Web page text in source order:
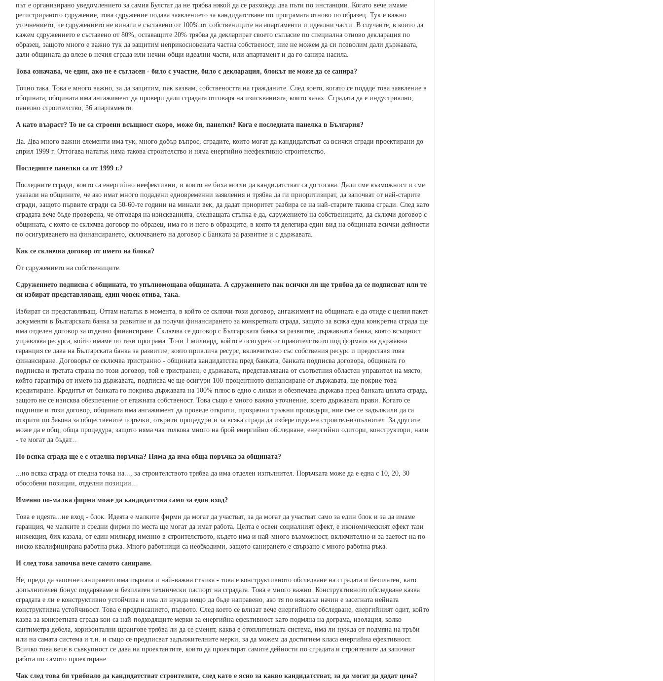
път е организирано уведомлението за самия Булстат да не трябва някой да се разхожда два пъти по инстанции. Когато вече имаме
регистрираното сдружение, това сдружение подава заявлението за кандидатстване по програмата отново по образец. Тук е важно
уточнението, че сдружението не винаги е съставено от 100% от собствениците на апартаменти и идеални части. В случаите, в които да
кажем сдружението е съставено от 80%, оставащите 20% трябва да декларират своето съгласие по специална отново декларация по
образец, защото много е важно тук да защитим неприкосновената частна собственост, ние не можем да си позволим дали държавата,
дали общината да влезе в нечия сграда или нечии общи идеални части, или апартамент и да го санира насила.
Това означава, че един, ако не е съгласен - било с участие, било с декларация, блокът не може да се санира?
Точно така. Това е много важно, за да защитим, пак казвам, собствеността на гражданите. След което, когато се подаде това заявление в
общината, общината има ангажимент да провери дали сградата отговаря на изискванията, които казах: Сградата да е индустриално,
панелно строителство, 36 апартаменти.
А като възраст? То не са строени всъщност скоро, може би, панелки? Кога е последната панелка в България?
Да. Два много важни елементи има тук, много добър въпрос, сградите, които могат да кандидатстват са всички сгради проектирани до
април 1999 г. Оттогава нататък няма такова строителство и няма енергийно неефективно строителство.
Последните панелки са от 1999 г.?
Последните сгради, които са енергийно неефективни, и които не биха могли да кандидатстват са до тогава. Дали сме възможност и сме
указали на общините, че ако имат много подадени едновременни заявления и трябва да ги приоритизират, да започват от най-старите
сгради, защото първите сгради са 50-60-те години на минали век, да дадат приоритет разбира се на най-старите такива сгради. След като
сградата вече бъде проверена, че отговаря на изискванията, следващата стъпка е да, сдружението на собствениците, да сключи договор с
общината, с която се сключва договор по образец, има го и него в образците, в която тя делегира един вид на общината всички дейности
по осигуряването на финансирането, сключването на договор с Банката за развитие и с държавата.
Как се сключва договор от името на блока?
От сдружението на собствениците.
Сдружението подписва с общината, то упълномощава общината. А сдружението пак всички ли ще трябва да се подписват или те
си избират представляващ, един човек отива, така.
Избират си представляващ. Оттам нататък в момента, в който се сключи този договор, ангажимент на общината е да отиде с целия пакет
документи в Българската банка за развитие и да получи финансирането за конкретната сграда, защото за всяка една конкретна сграда ще
има отделен договор за отделно финансиране. Сключва се договор с Българската банка за развитие, държавната банка, която всъщност
управлява ресурса, който имаме по тази програма. Този 1 милиард, който е осигурен от правителството под формата на държавна
гаранция се дава на Българската банка за развитие, която привлича ресурс, включително със собствения ресурс и предоставя това
финансиране. Договорът се сключва тристранно - общината кандидатства пред банката, банката подписва договора, общината го
подписва и третата страна по този договор, той е тристранен, е държавата, представлявана от съответния областен управител на място,
който гарантира от името на държавата, подписва че ще осигури 100-процентното финансиране от държавата, ще покрие това
кредитиране. Кредитът от банката го покрива държавата на 100% плюс в едно с лихви и обезпечава държава пред банката цялата сграда,
защото не се изисква обезпечение от етажната собственост. Това също е много важно уточнение, което държавата прави. Когато се
подпише и този договор, общината има ангажимент да проведе открити, прозрачни тръжни процедури, ние сме се задължили да са
открити по Закона за обществените поръчки, открити процедури и за всяка сграда да избере отделен строител-изпълнител. За другите
може да е общ, обща процедура, защото няма чак толкова много на брой енергийно обследване, енергийни одитори, конструктори, нали
- те могат да бъдат...
Но всяка сграда ще е с отделна поръчка? Няма да има обща поръчка за общината?
...но всяка сграда от гледна точка на..., за строителството трябва да има отделен изпълнител. Поръчката може да е една с 10, 20, 30
обособени позиции, отделни позиции...
Именно по-малка фирма може да кандидатства само за един вход?
Това е идеята...не вход - блок. Идеята е малките фирми да могат да участват, за да могат да участват само за един блок и за да имаме
гаранция, че малките и средни фирми по места ще могат да имат работа. Целта е освен социалният ефект, е икономическият ефект тази
инжекция, бих казала, от един милиард именно в строителството, където има и най-много възможност, включително и за заетост на по-
ниско квалифицирана работна ръка. Много работници са необходими, защото санирането е свързано с много работна ръка.
И след това започва вече самото саниране.
Не, преди да започне санирането има първата и най-важна стъпка - това е конструктивното обследване на сградата и безплатен, като
допълнителен бонус подаряваме и безплатен технически паспорт на сградата. Това е много важно. Конструктивното обследване казва
сградата е ли е конструктивно устойчива и има ли нужда нещо да бъде направено, ако тя по някакъв начин е засегната нейната
конструктивна устойчивост. Това е предписанието, първото. След което се влизат вече енергийното обследване, енергийният одит, който
казва за конкретната сграда кои са най-подходящите мерки за енергийна ефективност като подмяна на дограма, изолация, колко
сантиметра дебела, хоризонтални щрангове трябва ли да се сменят, каква е отоплителната система, има ли нужда от подмяна на тръби
или на самата система и т.н. и също се предписват задължителните мерки, за да можем да достигнем класа енергийна ефективност.
Всичко това вече в съвкупност се дава на проектантите, които да проектират самите дейности по сградата и строителите да започнат
работа по самото проектиране.
Чак след това би трябвало да кандидатстват строителите, след като е ясно за какво кандидатстват, за да могат да дадат цена?